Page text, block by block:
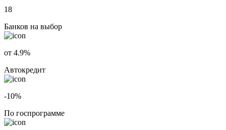
18
Банков на выбор
от 4.9%
Автокредит
-10%
По госпрограмме